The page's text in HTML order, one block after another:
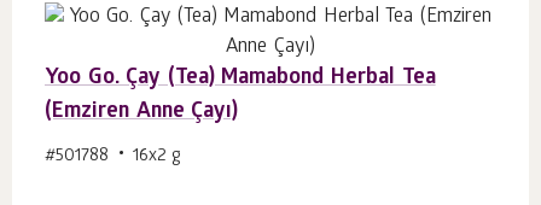
Yoo Go. Çay (Tea) Mamabond Herbal Tea
(Emziren Anne Çayı)
#501788 16х2 g